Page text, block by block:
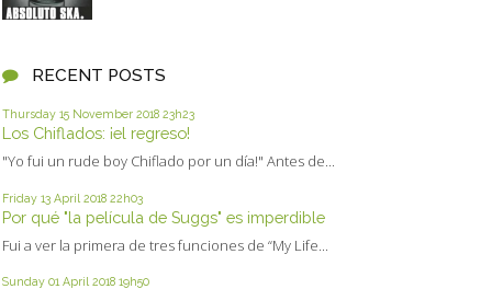
RECENT POSTS
Thursday 15 November 2018 23h23
Los Chiflados: ¡el regreso!
"Yo fui un rude boy Chiflado por un día!" Antes de...
Friday 13 April 2018 22h03
Por qué "la película de Suggs" es imperdible
Fui a ver la primera de tres funciones de “My Life...
Sunday 01 April 2018 19h50